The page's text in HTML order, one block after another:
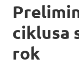
ciklusa
rok